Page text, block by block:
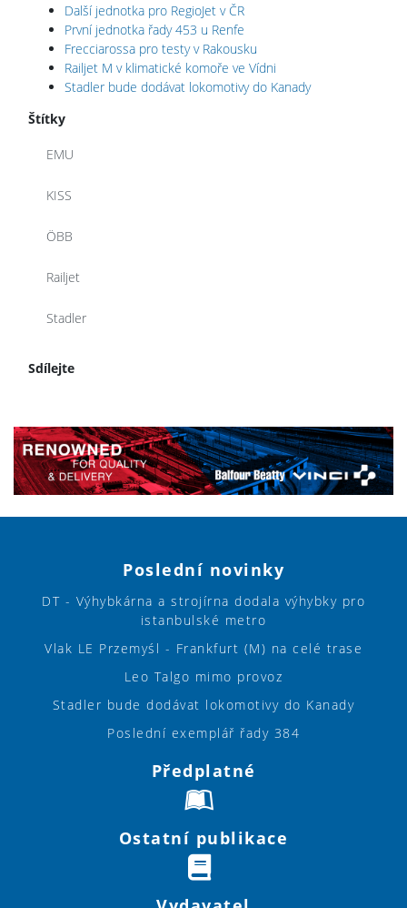
Další jednotka pro RegioJet v ČR
První jednotka řady 453 u Renfe
Frecciarossa pro testy v Rakousku
Railjet M v klimatické komoře ve Vídni
Stadler bude dodávat lokomotivy do Kanady
Štítky
EMU
KISS
ÖBB
Railjet
Stadler
Sdílejte
Poslední novinky
DT - Výhybkárna a strojírna dodala výhybky pro
istanbulské metro
Vlak LE Przemyśl - Frankfurt (M) na celé trase
Leo Talgo mimo provoz
Stadler bude dodávat lokomotivy do Kanady
Poslední exemplář řady 384
Předplatné
Ostatní publikace